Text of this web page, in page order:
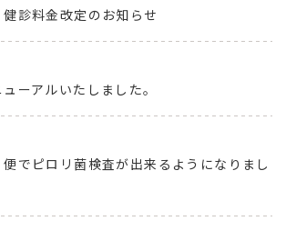
健診料金改定のお知らせ
ーアルいたしました。
便でピロリ菌検査が出来るようになりまし